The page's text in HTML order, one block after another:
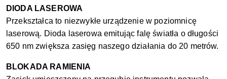
DIODA LASEROWA
Przekształca to niezwykłe urządzenie w poziomnicę
laserową. Dioda laserowa emitując falę światła o długości
650 nm zwiększa zasięg naszego działania do 20 metrów.
BLOKADA RAMIENIA